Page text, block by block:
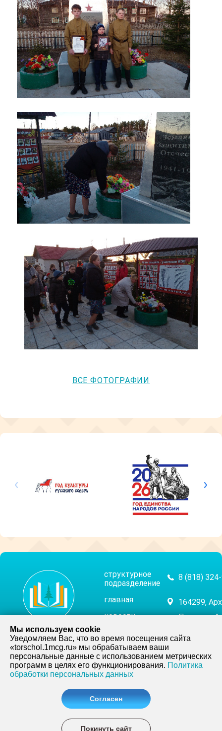
ВСЕ ФОТОГРАФИИ
муниципальное
бюджетное
общеобразовательное
учреждение
«торосозерская
средняя школа»
САЙТА
структурное
подразделение
главная
новости
ученикам
фотогалерея
видео
история
школы
карта сайта
8 (818)
164299,
Плесецкий
Мы используем cookie
Уведомляем Вас, что во время посещения сайта
«torschol.1mcg.ru» мы обрабатываем ваши
персональные данные с использованием метрических
программ в целях его функционирования. Политика
обработки персональных данных
Согласен
Покинуть сайт